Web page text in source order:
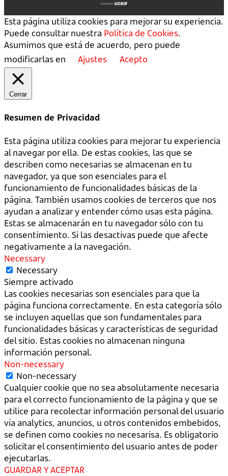
Esta página utiliza cookies para mejorar su experiencia.
Puede consultar nuestra Política de Cookies.
Asumimos que está de acuerdo, pero puede
modificarlas en
Ajustes Acepto
Cerrar
Resumen de Privacidad
Esta página utiliza cookies para mejorar tu experiencia
al navegar por ella. De estas cookies, las que se
describen como necesarias se almacenan en tu
navegador, ya que son esenciales para el
funcionamiento de funcionalidades básicas de la
página. También usamos cookies de terceros que nos
ayudan a analizar y entender cómo usas esta página.
Estas se almacenarán en tu navegador sólo con tu
consentimiento. Si las desactivas puede que afecte
negativamente a la navegación.
Necessary
Necessary
Siempre activado
Las cookies necesarias son esenciales para que la
página funciona correctamente. En esta categoría sólo
se incluyen aquellas que son fundamentales para
funcionalidades básicas y características de seguridad
del sitio. Estas cookies no almacenan ninguna
información personal.
Non-necessary
Non-necessary
Cualquier cookie que no sea absolutamente necesaria
para el correcto funcionamiento de la página y que se
utilice para recolectar información personal del usuario
vía analytics, anuncios, u otros contenidos embebidos,
se definen como cookies no necesarisa. Es obligatorio
solicitar el consentimiento del usuario antes de poder
ejecutarlas.
GUARDAR Y ACEPTAR